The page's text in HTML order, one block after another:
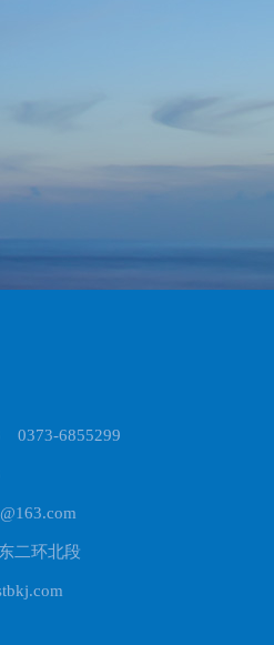
0373-6855299
二环北段